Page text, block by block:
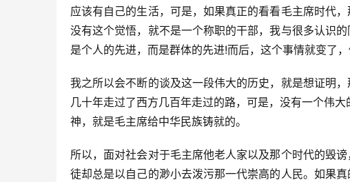
应该有自己的生活，可是，如果真正的看看毛主席时代
没有这个觉悟，就不是一个称职的干部，我与很多认识
是个人的先进，而是群体的先进!而后，这个事情就变了
我之所以会不断的谈及这一段伟大的历史，就是想证明
几十年走过了西方几百年走过的路，可是，没有一个伟
神，就是毛主席给中华民族铸就的。
所以，面对社会对于毛主席他老人家以及那个时代的毁
徒却总是以自己的渺小去泼污那一代崇高的人民。如果